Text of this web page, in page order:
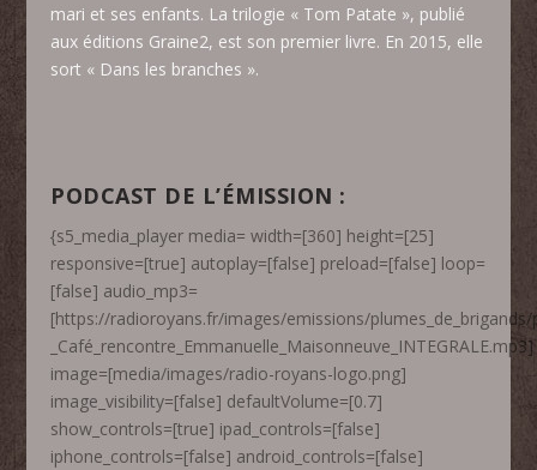
mari et ses enfants. La trilogie « Tom Patate », publié
aux éditions Graine2, est son premier livre. En 2015, elle
sort « Dans les branches ».
PODCAST DE L’ÉMISSION :
{s5_media_player media= width=[360] height=[25]
responsive=[true] autoplay=[false] preload=[false] loop=
[false] audio_mp3=
[https://radioroyans.fr/images/emissions/
_Café_rencontre_Emmanuelle_Maisonneuve_INTEGRALE.mp3]
image=[media/images/radio-royans-logo.png]
image_visibility=[false] defaultVolume=[0.7]
show_controls=[true] ipad_controls=[false]
iphone_controls=[false] android_controls=[false]